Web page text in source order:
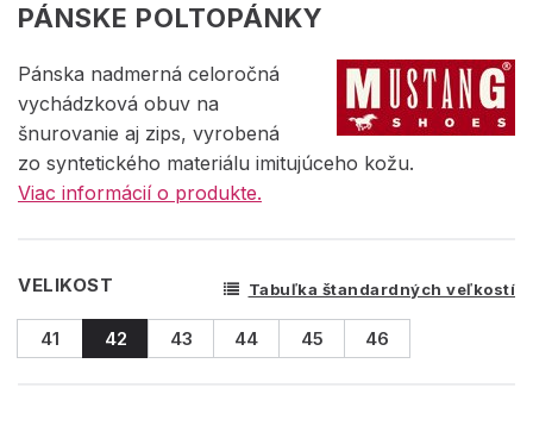
PÁNSKE POLTOPÁNKY
Pánska nadmerná celoročná
vychádzková obuv na
šnurovanie aj zips, vyrobená
zo syntetického materiálu imitujúceho kožu.
Viac informácií o produkte.
VELIKOST Tabuľka štandardných veľkostí
41 42 43 44 45 46